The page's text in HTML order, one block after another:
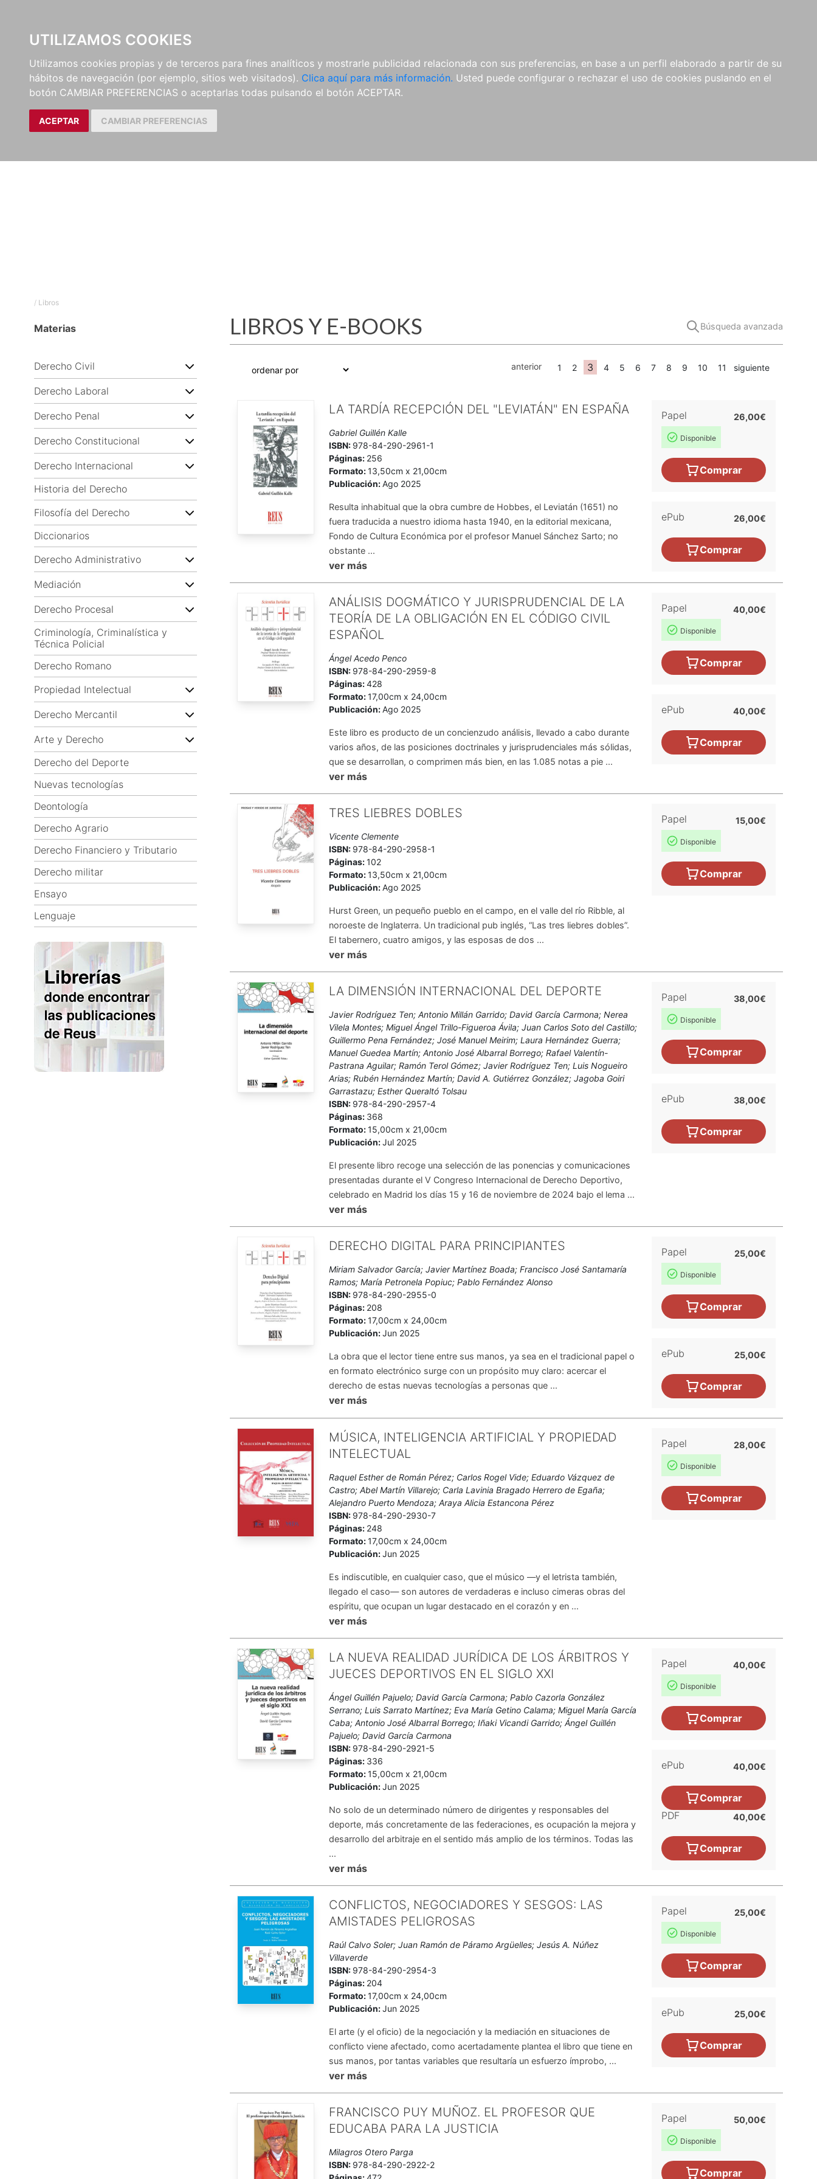
UTILIZAMOS COOKIES
Utilizamos cookies propias y de terceros para fines analíticos y mostrarle publicidad relacionada con sus preferencias, en base a un perfil elaborado a partir de su
hábitos de navegación (por ejemplo, sitios web visitados). Clica aquí para más información. Usted puede configurar o rechazar el uso de cookies puslando en el
botón CAMBIAR PREFERENCIAS o aceptarlas todas pulsando el botón ACEPTAR.
ACEPTAR CAMBIAR PREFERENCIAS
EDITORIAL E-BOOKS
LibrosAutoresColecciones
/ Libros
Materias
Derecho Civil
Derecho Laboral
Derecho Penal
Derecho Constitucional
Derecho Internacional
Historia del Derecho
Filosofía del Derecho
Diccionarios
Derecho Administrativo
Mediación
Derecho Procesal
Criminología, Criminalística y
Técnica Policial
Derecho Romano
Propiedad Intelectual
Derecho Mercantil
Arte y Derecho
Derecho del Deporte
Nuevas tecnologías
Deontología
Derecho Agrario
Derecho Financiero y Tributario
Derecho militar
Ensayo
Lenguaje
LIBROS Y E-BOOKS Búsqueda avanzada
anterior 1 2 3 4 5 6 7 8 9 10 11 siguiente
LA TARDÍA RECEPCIÓN DEL "LEVIATÁN" EN ESPAÑA
Gabriel Guillén Kalle
ISBN: 978-84-290-2961-1
Páginas: 256
Formato:13,50cm x 21,00cm
Publicación:Ago 2025
Resulta inhabitual que la obra cumbre de Hobbes, el Leviatán (1651) no
fuera traducida a nuestro idioma hasta 1940, en la editorial mexicana,
Fondo de Cultura Económica por el profesor Manuel Sánchez Sarto; no
obstante ...
ver más
Papel
Disponible
26,00€
Comprar
ePub 26,00€
Comprar
ANÁLISIS DOGMÁTICO Y JURISPRUDENCIAL DE LA
TEORÍA DE LA OBLIGACIÓN EN EL CÓDIGO CIVIL
ESPAÑOL
Ángel Acedo Penco
ISBN: 978-84-290-2959-8
Páginas:428
Formato:17,00cm x 24,00cm
Publicación:Ago 2025
Este libro es producto de un concienzudo análisis, llevado a cabo durante
varios años, de las posiciones doctrinales y jurisprudenciales más sólidas,
que se desarrollan, o comprimen más bien, en las 1.085 notas a pie ...
ver más
Papel
Disponible
40,00€
Comprar
ePub 40,00€
Comprar
TRES LIEBRES DOBLES
Vicente Clemente
ISBN: 978-84-290-2958-1
Páginas:102
Formato:13,50cm x 21,00cm
Publicación:Ago 2025
Hurst Green, un pequeño pueblo en el campo, en el valle del río Ribble, al
noroeste de Inglaterra. Un tradicional pub inglés, “Las tres liebres dobles”.
El tabernero, cuatro amigos, y las esposas de dos ...
ver más
Papel
Disponible
15,00€
Comprar
LA DIMENSIÓN INTERNACIONAL DEL DEPORTE
Javier Rodríguez Ten; Antonio Millán Garrido; David García Carmona; Nerea
Vilela Montes; Miguel Ángel Trillo-Figueroa Ávila; Juan Carlos Soto del Castillo;
Guillermo Pena Fernández; José Manuel Meirim; Laura Hernández Guerra;
Manuel Guedea Martín; Antonio José Albarral Borrego; Rafael Valentín-
Pastrana Aguilar; Ramón Terol Gómez; Javier Rodríguez Ten; Luis Nogueiro
Arias; Rubén Hernández Martín; David A. Gutiérrez González; Jagoba Goiri
Garrastazu; Esther Queraltó Tolsau
ISBN: 978-84-290-2957-4
Páginas: 368
Formato:15,00cm x 21,00cm
Publicación:Jul 2025
El presente libro recoge una selección de las ponencias y comunicaciones
presentadas durante el V Congreso Internacional de Derecho Deportivo,
celebrado en Madrid los días 15 y 16 de noviembre de 2024 bajo el lema ...
ver más
Papel
Disponible
38,00€
Comprar
ePub 38,00€
Comprar
DERECHO DIGITAL PARA PRINCIPIANTES
Miriam Salvador García; Javier Martínez Boada; Francisco José Santamaría
Ramos; María Petronela Popiuc; Pablo Fernández Alonso
ISBN: 978-84-290-2955-0
Páginas: 208
Formato:17,00cm x 24,00cm
Publicación:Jun 2025
La obra que el lector tiene entre sus manos, ya sea en el tradicional papel o
en formato electrónico surge con un propósito muy claro: acercar el
derecho de estas nuevas tecnologías a personas que ...
ver más
Papel
Disponible
25,00€
Comprar
ePub 25,00€
Comprar
MÚSICA, INTELIGENCIA ARTIFICIAL Y PROPIEDAD
INTELECTUAL
Raquel Esther de Román Pérez; Carlos Rogel Vide; Eduardo Vázquez de
Castro; Abel Martín Villarejo; Carla Lavinia Bragado Herrero de Egaña;
Alejandro Puerto Mendoza; Araya Alicia Estancona Pérez
ISBN: 978-84-290-2930-7
Páginas: 248
Formato:17,00cm x 24,00cm
Publicación:Jun 2025
Es indiscutible, en cualquier caso, que el músico —y el letrista también,
llegado el caso— son autores de verdaderas e incluso cimeras obras del
espíritu, que ocupan un lugar destacado en el corazón y en ...
ver más
Papel
Disponible
28,00€
Comprar
LA NUEVA REALIDAD JURÍDICA DE LOS ÁRBITROS Y
JUECES DEPORTIVOS EN EL SIGLO XXI
Ángel Guillén Pajuelo; David García Carmona; Pablo Cazorla González
Serrano; Luis Sarrato Martínez; Eva María Getino Calama; Miguel María García
Caba; Antonio José Albarral Borrego; Iñaki Vicandi Garrido; Ángel Guillén
Pajuelo; David García Carmona
ISBN: 978-84-290-2921-5
Páginas: 336
Formato:15,00cm x 21,00cm
Publicación:Jun 2025
No solo de un determinado número de dirigentes y responsables del
deporte, más concretamente de las federaciones, es ocupación la mejora y
desarrollo del arbitraje en el sentido más amplio de los términos. Todas las
...
ver más
Papel
Disponible
40,00€
Comprar
ePub 40,00€
Comprar
PDF
40,00€
Comprar
CONFLICTOS, NEGOCIADORES Y SESGOS: LAS
AMISTADES PELIGROSAS
Raúl Calvo Soler; Juan Ramón de Páramo Argüelles; Jesús A. Núñez
Villaverde
ISBN: 978-84-290-2954-3
Páginas: 204
Formato:17,00cm x 24,00cm
Publicación:Jun 2025
El arte (y el oficio) de la negociación y la mediación en situaciones de
conflicto viene afectado, como acertadamente plantea el libro que tiene en
sus manos, por tantas variables que resultaría un esfuerzo ímprobo, ...
ver más
Papel
Disponible
25,00€
Comprar
ePub 25,00€
Comprar
FRANCISCO PUY MUÑOZ. EL PROFESOR QUE
EDUCABA PARA LA JUSTICIA
Milagros Otero Parga
ISBN: 978-84-290-2922-2
Papel
Disponible
50,00€
Comprar